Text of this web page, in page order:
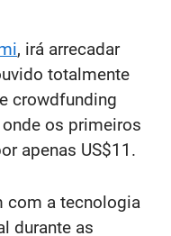
, irá arrecadar
totalmente
crowdfunding
os primeiros
apenas US$11.
com a tecnologia
durante as